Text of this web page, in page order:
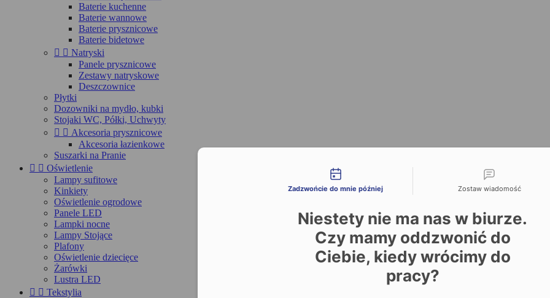
Baterie kuchenne
Baterie wannowe
Baterie prysznicowe
Baterie bidetowe
  Natryski
Panele prysznicowe
Zestawy natryskowe
Deszczownice
Płytki
Dozowniki na mydło, kubki
Stojaki WC, Półki, Uchwyty
  Akcesoria prysznicowe
Akcesoria łazienkowe
Suszarki na Pranie
  Oświetlenie
Lampy sufitowe
Kinkiety
Oświetlenie ogrodowe
Panele LED
Lampki nocne
Lampy Stojące
Plafony
Oświetlenie dziecięce
Żarówki
Lustra LED
  Tekstylia
Możliwości kontaktu
Zadzwońcie do mnie później Zostaw wiadomość
Niestety nie ma nas w biurze.
Czy mamy oddzwonić do
Ciebie, kiedy wrócimy do
pracy?